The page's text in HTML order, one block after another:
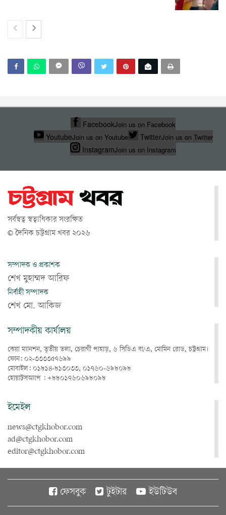
FacebookJoin us on Facebook
YoutubeJoin us on Youtube TwitterJoin us on Twitter
InstagramJoin us on Instagram
সর্বস্বত্ব স্বত্বাধিকার সংরক্ষিত
© দৈনিক চট্টগ্রাম খবর ২০২৬
সম্পাদক ও প্রকাশক
শেখ মুহাম্মদ আরিফ
নির্বাহী সম্পাদক
শেখ মো. আকিজ
সম্পাদকীয় কার্যালয়
কেয়া ম্যানশন, তৃতীয় তলা, চেরাগী পাহাড়, ৬ সিডিএ বা/এ, মোমিন রোড, চট্টগ্রাম।
ফোন: ০২-৩৩৩৩৫৭৬৯৯
মোবাইল: ০১৮১৪-৮১৩০৩৩, ০১৭৬০-৬৯৮০৯৮
হোয়াটসঅ্যাপ : +৮৮০১৭৬০৬৯৮০৯৮
ইমেইল
news@ctgkhobor.com
ad@ctgkhobor.com
editor@ctgkhobor.com
ফেসবুক টুইটার ইউটিউব